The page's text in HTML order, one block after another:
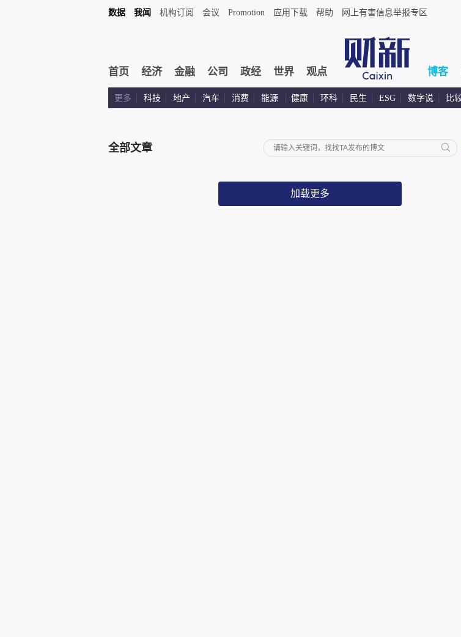
数据 我闻 机构订阅 会议 Promotion 应用下载 帮助 网上有害信息举报专区
首页 经济 金融 公司 政经 世界 观点 博客
更多 科技 地产 汽车 消费 能源 健康 环科 民生 ESG 数字说 比
全部文章
加载更多